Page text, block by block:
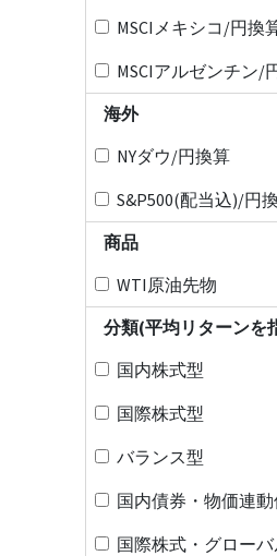
MSCIメキシコ/円換
MSCIアルゼンチン/
海外
NYダウ/円換算
S&P500(配当込)/円
商品
WTI原油先物
分類(平均リターンを
国内株式型
国際株式型
バランス型
国内債券・物価連
国際株式・グロー